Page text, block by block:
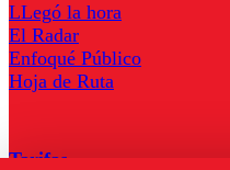
LLegó la hora
El Radar
Enfoqué Público
Hoja de Ruta
Tarifas